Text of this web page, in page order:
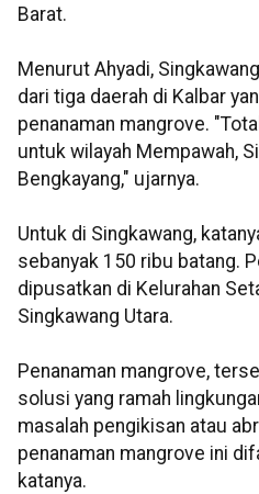
Barat.
Menurut Ahyadi,
dari tiga daerah di Kalbar
penanaman mangrove.
untuk wilayah Mempawah,
Bengkayang," ujarnya.
Untuk di Singkawang,
sebanyak 150 ribu batang.
dipusatkan di Kelurahan
Singkawang Utara.
Penanaman mangrove,
solusi yang ramah
masalah pengikisan atau
penanaman mangrove ini
katanya.